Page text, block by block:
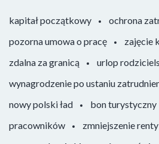
kapitał początkowy
ochrona
pozorna umowa o pracę
zajęcie
zdalna za granicą
urlop
wynagrodzenie po ustaniu
nowy polski ład
bon turystyczny
pracowników
zmniejszenie